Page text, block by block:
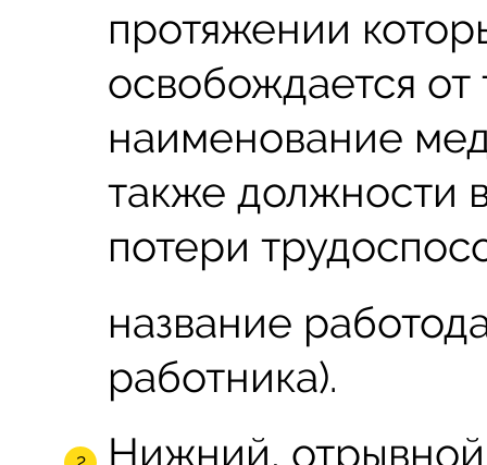
протяжении
освобождается от
наименование
также должности
потери
название
работника).
Нижний,